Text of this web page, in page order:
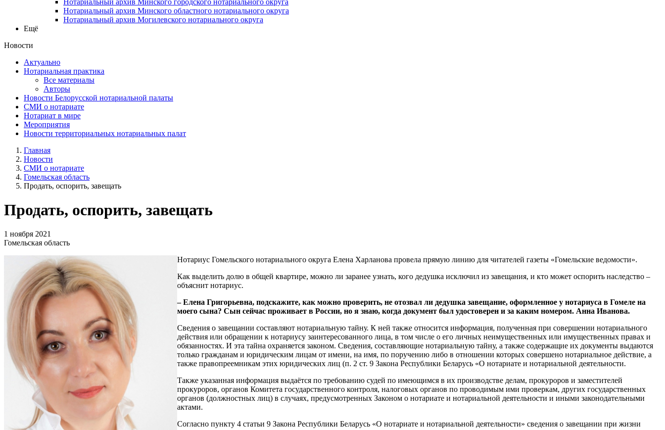
Нотариальный архив Минского областного нотариального округа
Нотариальный архив Могилевского нотариального округа
Ещё
Новости
Актуально
Нотариальная практика
Все материалы
Авторы
Новости Белорусской нотариальной палаты
СМИ о нотариате
Нотариат в мире
Мероприятия
Новости территориальных нотариальных палат
Главная
Новости
СМИ о нотариате
Гомельская область
Продать, оспорить, завещать
Продать, оспорить, завещать
1 ноября 2021
Гомельская область
Нотариус Гомельского нотариального округа Елена Харланова провела прямую линию для читателей газеты «Гомельские ведомости».
Как выделить долю в общей квартире, можно ли заранее узнать, кого дедушка исключил из завещания, и кто может оспорить наследство –
объяснит нотариус.
– Елена Григорьевна, подскажите, как можно проверить, не отозвал ли дедушка завещание, оформленное у нотариуса в Гомеле на
моего сына? Сын сейчас проживает в России, но я знаю, когда документ был удостоверен и за каким номером. Анна Иванова.
Сведения о завещании составляют нотариальную тайну. К ней также относится информация, полученная при совершении нотариального
действия или обращении к нотариусу заинтересованного лица, в том числе о его личных неимущественных или имущественных правах и
обязанностях. И эта тайна охраняется законом. Сведения, составляющие нотариальную тайну, а также содержащие их документы выдаются
только гражданам и юридическим лицам от имени, на имя, по поручению либо в отношении которых совершено нотариальное действие, а
также правопреемникам этих юридических лиц (п. 2 ст. 9 Закона Республики Беларусь «О нотариате и нотариальной деятельности.
Также указанная информация выдаётся по требованию судей по имеющимся в их производстве делам, прокуроров и заместителей
прокуроров, органов Комитета государственного контроля, налоговых органов по проводимым ими проверкам, других государственных
органов (должностных лиц) в случаях, предусмотренных Законом о нотариате и нотариальной деятельности и иными законодательными
актами.
Согласно пункту 4 статьи 9 Закона Республики Беларусь «О нотариате и нотариальной деятельности» сведения о завещании при жизни